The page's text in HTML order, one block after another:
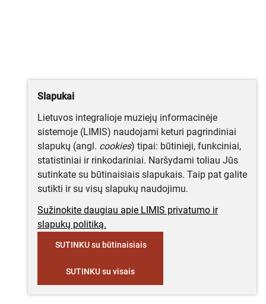
Slapukai
Lietuvos integralioje muziejų informacinėje
sistemoje (LIMIS) naudojami keturi pagrindiniai
slapukų (angl. cookies) tipai: būtinieji, funkciniai,
statistiniai ir rinkodariniai. Naršydami toliau Jūs
sutinkate su būtinaisiais slapukais. Taip pat galite
sutikti ir su visų slapukų naudojimu.
Sužinokite daugiau apie LIMIS privatumo ir
slapukų politiką.
SUTINKU su būtinaisiais
SUTINKU su visais